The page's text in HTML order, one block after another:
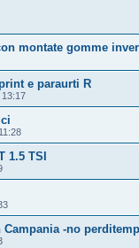
montate gomme
e paraurti R
1.5 TSI
-no